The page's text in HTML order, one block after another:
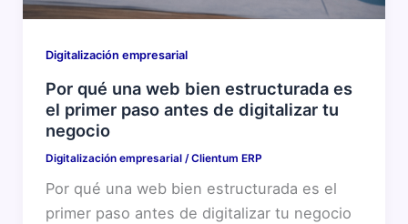
Digitalización empresarial
Por qué una web bien estructurada es
el primer paso antes de digitalizar tu
negocio
Digitalización empresarial/Clientum ERP
Por qué una web bien estructurada es el
primer paso antes de digitalizar tu negocio